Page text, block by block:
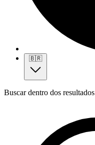
🇧🇷
Buscar dentro dos resultados